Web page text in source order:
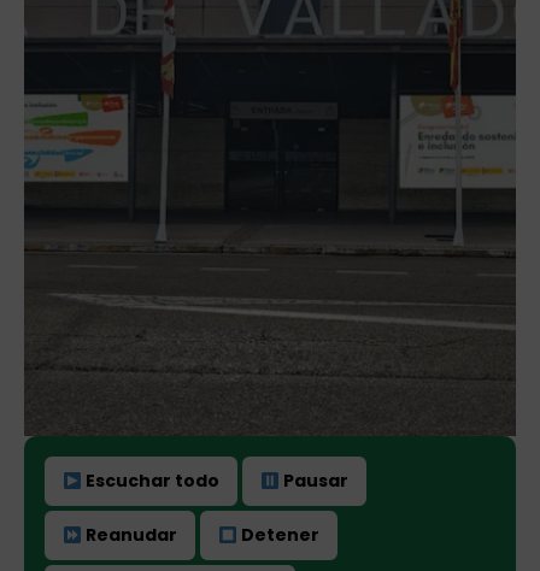
Escuchar todo Pausar
Reanudar Detener